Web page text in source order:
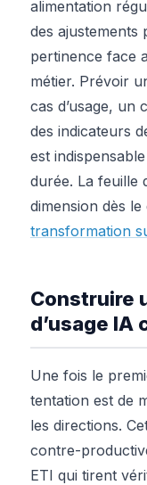
alimentation
des ajustements
pertinence face
métier. Prévoir
cas d’usage, un
des indicateurs
est
durée. La feuille
dimension dès
transformation
Construire
d’usage
Une fois le
tentation est de
les directions.
contre-
ETI qui tirent